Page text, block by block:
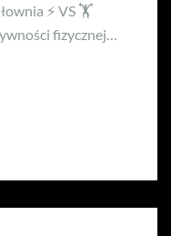
⚡ VS 🏋️
fizycznej…